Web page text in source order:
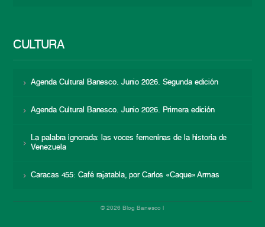
CULTURA
Agenda Cultural Banesco. Junio 2026. Segunda edición
Agenda Cultural Banesco. Junio 2026. Primera edición
La palabra ignorada: las voces femeninas de la historia de
Venezuela
Caracas 455: Café rajatabla, por Carlos «Caque» Armas
© 2026 Blog Banesco |